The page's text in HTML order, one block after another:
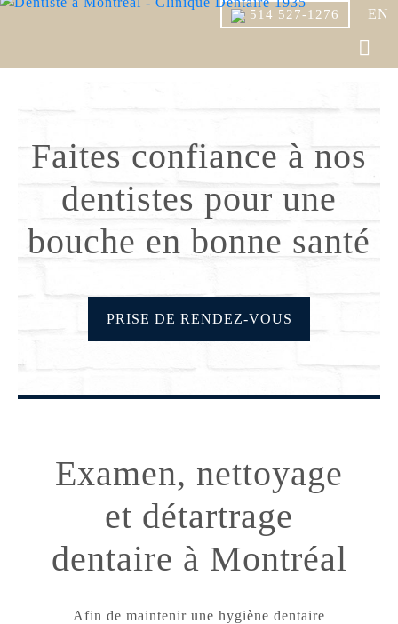
514 527-1276 EN
Faites confiance à nos
dentistes pour une
bouche en bonne santé
PRISE DE RENDEZ-VOUS
Examen, nettoyage
et détartrage
dentaire à Montréal
Afin de maintenir une hygiène dentaire